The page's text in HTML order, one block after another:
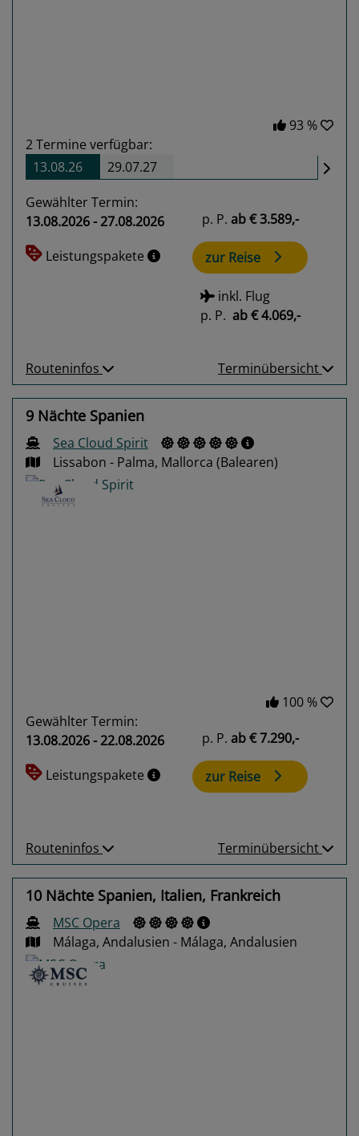
93 %
2Termine verfügbar:
13.08.26
29.07.27
Gewählter Termin:
13.08.2026 - 27.08.2026
Leistungspakete
p. P. ab€ 3.589,-
zur Reise
inkl. Flug
p. P. ab€ 4.069,-
Routeninfos Terminübersicht
9 Nächte Spanien
Sea Cloud Spirit
Lissabon - Palma, Mallorca (Balearen)
100 %
Gewählter Termin:
13.08.2026 - 22.08.2026
Leistungspakete
p. P. ab€ 7.290,-
zur Reise
Routeninfos Terminübersicht
10 Nächte Spanien, Italien, Frankreich
MSC Opera
Málaga, Andalusien - Málaga, Andalusien